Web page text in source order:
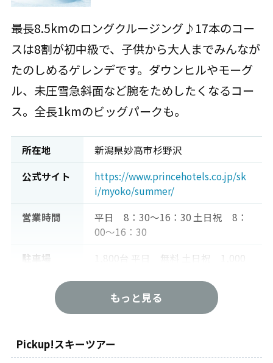
最長8.5kmのロングクルージング♪17本のコー
スは8割が初中級で、子供から大人までみんなが
たのしめるゲレンデです。ダウンヒルやモーグ
ル、未圧雪急斜面など腕をためしたくなるコー
ス。全長1kmのビッグパークも。
所在地
新潟県妙高市杉野沢
公式サイト
https://www.princehotels.co.jp/sk
i/myoko/summer/
営業時間
平日 8：30～16：30 土日祝 8：
00～16：30
駐車場
1,800台 平日 無料 土日祝 1,000
リフト数
最大傾斜
38度
もっと見る
Pickup!スキーツアー